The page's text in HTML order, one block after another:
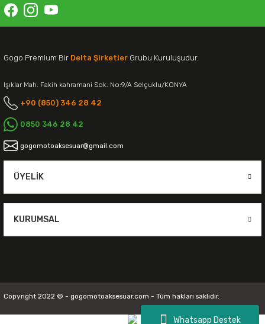
Whatsapp Destek
Gogo Premium Bir Delta Şirketler Grubu Kuruluşudur.
Işıklar Mah. Fakih kahramani Sok. No:9/A Selçuklu/KONYA
+90 (850) 346 28 42
0850 346 28 42
gogomotoaksesuar@gmail.com
ÜYELIK
KURUMSAL
Copyright 2022 © - gogomotoaksesuar.com - Tüm hakları saklıdır.